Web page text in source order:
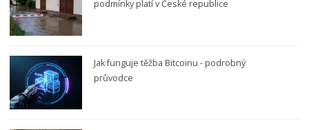
podmínky platí v České republice
Jak funguje těžba Bitcoinu - podrobný
průvodce